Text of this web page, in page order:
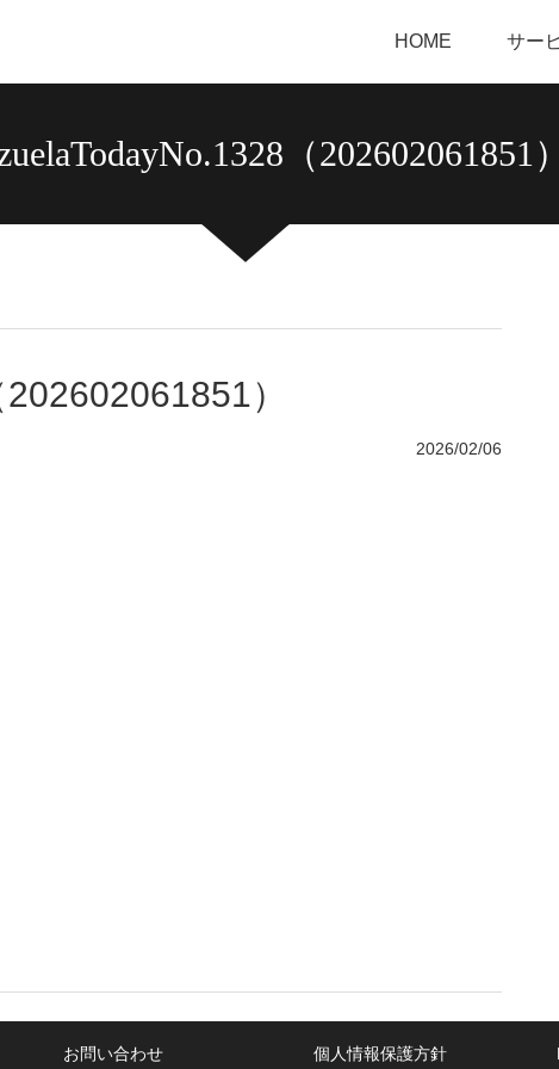
HOME サー
（202602061851）
）
2026/02/06
お問い合わせ 個人情報保護方針